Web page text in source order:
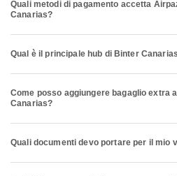
Quali metodi di pagamento accetta
Canarias?
Qual è il principale hub di Binter
Come posso aggiungere bagaglio extra
Canarias?
Quali documenti devo portare per il mio